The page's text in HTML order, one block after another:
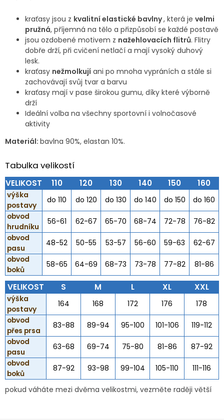
kraťasy jsou z kvalitní elastické bavlny, která je velmi
pružná, příjemná na tělo a přizpůsobí se každé postavě
jsou ozdobené motivem z nažehlovacích flitrů. Flitry
dobře drží, při cvičení netlačí a mají vysoký duhový
lesk.
kraťasy nežmolkují ani po mnoha vypráních a stále si
zachovávají svůj tvar a barvu
kraťasy mají v pase širokou gumu, díky které výborně
drží
Ideální volba na všechny sportovní i volnočasové
aktivity
Materiál: bavlna 90%, elastan 10%.
Tabulka velikostí
VELIKOST 110 120 130 140 150 160
výška
postavy
do 110 do 120 do 130 do 140 do 150
do 160
obvod
hrudníku
56-61 62-67 65-70 68-74 72-78
76-82
obvod
pasu
48-52 50-55 53-57 56-60 59-63
62-67
obvod
boků
58-65 64-69 68-73 73-78 77-82 81-86
VELIKOST S M L XL XXL
výška
postavy
164 168 172 176
178
obvod
přes prsa
83-88 89-94 95-100 101-106
119-112
obvod
pasu
63-68 69-74 75-80 81-86
87-92
obvod
boků
87-92 93-98 99-104 105-110 111-116
pokud váháte mezi dvěma velikostmi, vezměte raději větší